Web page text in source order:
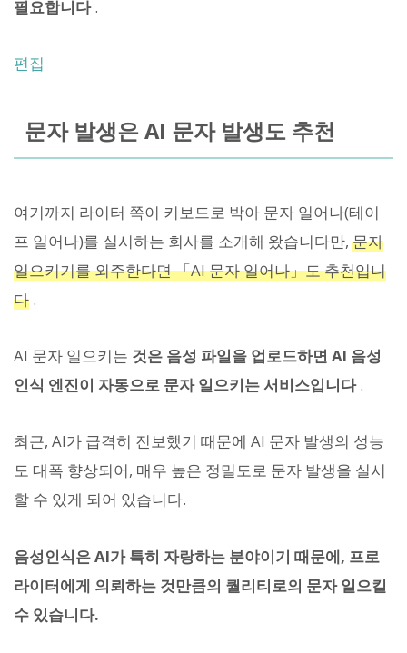
필요합니다.
편집
문자 발생은 AI 문자 발생도 추천
여기까지 라이터 쪽이 키보드로 박아 문자 일어나(테이
프 일어나)를 실시하는 회사를 소개해 왔습니다만, 문자
일으키기를 외주한다면 「AI 문자 일어나」도 추천입니
다 .
AI 문자 일으키는 것은 음성 파일을 업로드하면 AI 음성
인식 엔진이 자동으로 문자 일으키는 서비스입니다.
최근, AI가 급격히 진보했기 때문에 AI 문자 발생의 성능
도 대폭 향상되어, 매우 높은 정밀도로 문자 발생을 실시
할 수 있게 되어 있습니다.
음성인식은 AI가 특히 자랑하는 분야이기 때문에, 프로
라이터에게 의뢰하는 것만큼의 퀄리티로의 문자 일으킬
수 있습니다.